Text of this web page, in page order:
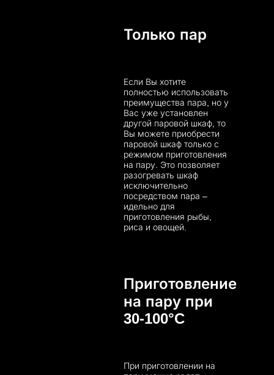
Только пар
Если Вы хотите
полностью использовать
преимущества пара, но у
Вас уже установлен
другой паровой шкаф, то
Вы можете приобрести
паровой шкаф только с
режимом приготовления
на пару. Это позволяет
разогревать шкаф
исключительно
посредством пара –
идельно для
приготовления рыбы,
риса и овощей.
Приготовление
на пару при
30-100°C
При приготовлении на